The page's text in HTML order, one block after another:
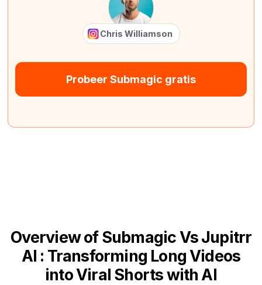
Chris Williamson
Probeer Submagic gratis
Overview of Submagic Vs Jupitrr
AI : Transforming Long Videos
into Viral Shorts with AI